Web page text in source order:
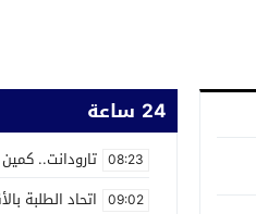
24 ساعة
08:23 تارودانت.. كمين أمني يسقط 7 مشتبه فيهم
09:02 اتحاد الطلبة